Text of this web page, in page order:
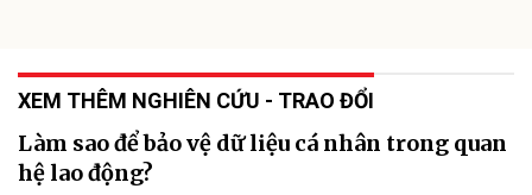
XEM THÊM NGHIÊN CỨU - TRAO ĐỔI
Làm sao để bảo vệ dữ liệu cá nhân trong quan
hệ lao động?